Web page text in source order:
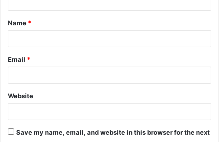
t
*
Name *
Email *
Website
Save my name, email, and website in this browser for the next